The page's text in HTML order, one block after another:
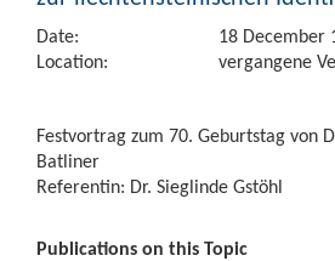
Date:
18 December
Location:
vergangene
Festvortrag zum 70. Geburtstag von
Batliner
Referentin: Dr. Sieglinde Gstöhl
Publications on this Topic